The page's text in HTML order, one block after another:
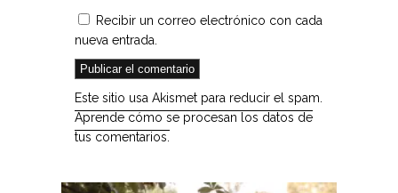
Recibir un correo electrónico con cada
nueva entrada.
Este sitio usa Akismet para reducir el spam.
Aprende cómo se procesan los datos de
tus comentarios.